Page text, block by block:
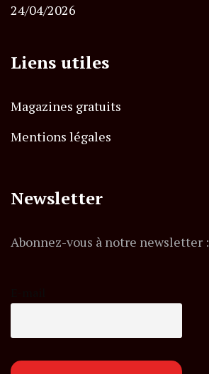
24/04/2026
Liens utiles
Magazines gratuits
Mentions légales
Newsletter
Abonnez-vous à notre newsletter :